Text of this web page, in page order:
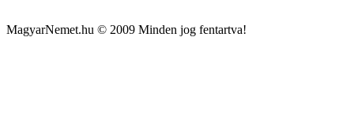
MagyarNemet.hu © 2009 Minden jog fentartva!